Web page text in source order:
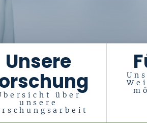
Unsere
über
unsere